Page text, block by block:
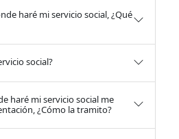
haré mi servicio social, ¿Qué
social?
haré mi servicio social me
¿Cómo la tramito?